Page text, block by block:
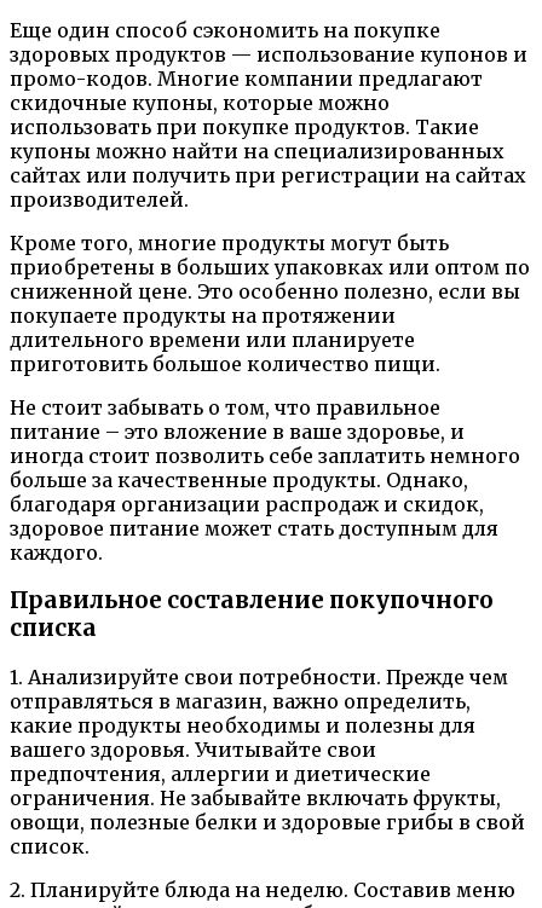
Еще один способ сэкономить на покупке
здоровых продуктов — использование купонов и
промо-кодов. Многие компании предлагают
скидочные купоны, которые можно
использовать при покупке продуктов. Такие
купоны можно найти на специализированных
сайтах или получить при регистрации на сайтах
производителей.
Кроме того, многие продукты могут быть
приобретены в больших упаковках или оптом по
сниженной цене. Это особенно полезно, если вы
покупаете продукты на протяжении
длительного времени или планируете
приготовить большое количество пищи.
Не стоит забывать о том, что правильное
питание – это вложение в ваше здоровье, и
иногда стоит позволить себе заплатить немного
больше за качественные продукты. Однако,
благодаря организации распродаж и скидок,
здоровое питание может стать доступным для
каждого.
Правильное составление покупочного
списка
1. Анализируйте свои потребности. Прежде чем
отправляться в магазин, важно определить,
какие продукты необходимы и полезны для
вашего здоровья. Учитывайте свои
предпочтения, аллергии и диетические
ограничения. Не забывайте включать фрукты,
овощи, полезные белки и здоровые грибы в свой
список.
2. Планируйте блюда на неделю. Составив меню